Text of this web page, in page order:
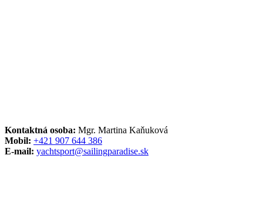
Kontaktná osoba: Mgr. Martina Kaňuková
Mobil: +421 907 644 386
E-mail: yachtsport@sailingparadise.sk